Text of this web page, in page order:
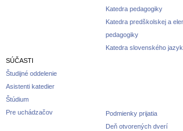
Katedra pedagogiky
Katedra predškolskej a
pedagogiky
Katedra slovenského
SÚČASTI
Študijné oddelenie
Asistenti katedier
Štúdium
Pre uchádzačov
Podmienky prijatia
Deň otvorených dverí